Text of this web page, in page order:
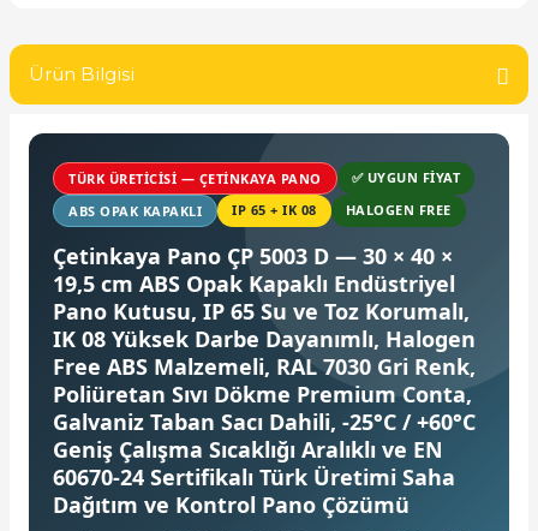
- UPS
Şalterleri
SIMATIC Yazılım Paketleri
SIMOTION Hareket Kontrol Üniteleri
SIRIUS SAFETY
WinCC Unified Runtime Yazılımları
Ürün Bilgisi
TÜRK ÜRETICISI — ÇETINKAYA PANO
✅ UYGUN FIYAT
ABS OPAK KAPAKLI
IP 65 + IK 08 HALOGEN FREE
Çetinkaya Pano ÇP 5003 D — 30 × 40 ×
19,5 cm ABS Opak Kapaklı Endüstriyel
Pano Kutusu, IP 65 Su ve Toz Korumalı,
IK 08 Yüksek Darbe Dayanımlı, Halogen
Free ABS Malzemeli, RAL 7030 Gri Renk,
Poliüretan Sıvı Dökme Premium Conta,
Galvaniz Taban Sacı Dahili, -25°C / +60°C
Geniş Çalışma Sıcaklığı Aralıklı ve EN
60670-24 Sertifikalı Türk Üretimi Saha
Dağıtım ve Kontrol Pano Çözümü